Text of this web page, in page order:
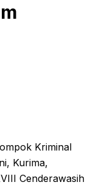
Kriminal
Kurima,
Cenderawasih